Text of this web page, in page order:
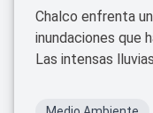
Chalco enfrenta
inundaciones que
Las intensas
bajo el agua a